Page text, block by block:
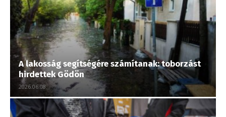
A lakosság segítségére számítanak: toborzást
hirdettek Gödön
2026.06.08.